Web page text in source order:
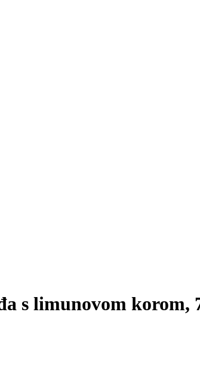
s limunovom korom,